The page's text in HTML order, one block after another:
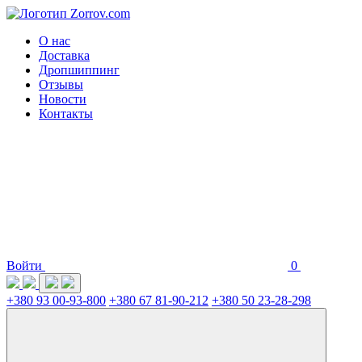
О нас
Доставка
Дропшиппинг
Отзывы
Новости
Контакты
Войти 0
+380 93 00-93-800 +380 67 81-90-212 +380 50 23-28-298